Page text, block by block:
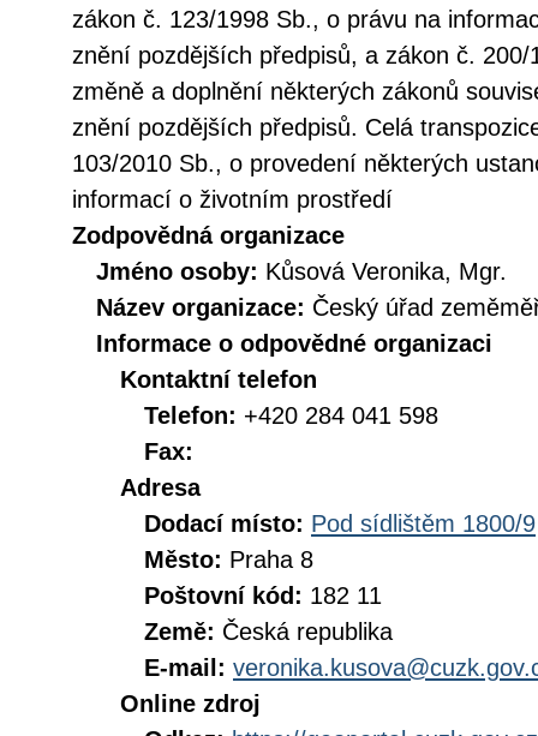
zákon č. 123/1998 Sb., o právu na
znění pozdějších předpisů, a zákon č.
změně a doplnění některých zákonů
znění pozdějších předpisů. Celá
103/2010 Sb., o provedení některých
informací o životním prostředí
Zodpovědná organizace
Jméno osoby: Kůsová Veronika, Mgr.
Název organizace: Český úřad
Informace o odpovědné organizaci
Kontaktní telefon
Telefon: +420 284 041 598
Fax:
Adresa
Dodací místo: Pod sídlištěm 1800/9
Město: Praha 8
Poštovní kód: 182 11
Země: Česká republika
E-mail:
Online zdroj